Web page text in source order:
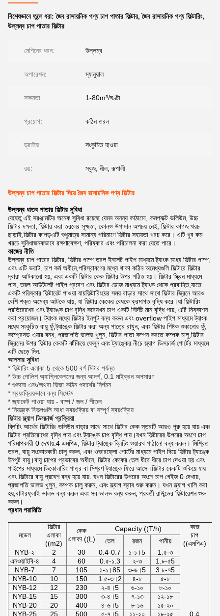
বিশেষভাবে তুলে ধরা:জৈব রাসায়নিক পণ্য চাপ পাতার ফিল্টার,জৈব রাসায়নিক পণ্য ফিল্টারিং,
উল্লম্ব চাপ পাতার ফিল্টার
মেশিনের ধরন: উল্লম্ব
অপারেশন: ম্যানুয়াল
সক্ষমতা: 1-80m³/ঘণ্টা
প্রয়োগ: কঠিন তরল
ড্রাইভ: সংকুচিত হাওয়া
রঙ: সবুজ, নীল, রূপালী
উল্লম্ব চাপ পাতার ফিল্টার দিয়ে জৈব রাসায়নিক পণ্য ফিল্টার
উল্লম্ব ধাতব পাতার ফিল্টার সুবিধা
যেহেতু এই সরঞ্জামটির অনেক সুবিধা রয়েছে যেমন অনন্য কাঠামো, কমপ্যাক্ট ভলিউম, উচ্চ
ফিল্টার দক্ষতা, ফিল্টার করা তরলের সূক্ষ্মতা, কোনও উপাদান অপচয় নেই, ফিল্টার কাগজ খরচ
ছাড়াই,ফিল্টার কাপড়এটি শুধুমাত্র সামান্য পরিমাণে ফিল্টার সহায়তা খরচ করে। এটি খুব কম
খরচে সুবিধাজনকভাবে রক্ষণাবেক্ষণ, পরিষ্কার এবং পরিচালনা করা যেতে পারে।
কাজের নীতি
উল্লম্ব চাপ পাতার ফিল্টার, ফিল্টার পাম্প তরল ইনলেট পাইপ মাধ্যমে ট্যাংক মধ্যে ফিল্টার পাম্প,
এবং এটি ভরাট. চাপ কর্ম অধীনে,পরিস্রাবণের মধ্যে থাকা কঠিন অমেধ্যগুলি ফিল্টারে ফিল্টার
দ্বারা আটকানো হয়, এবং একটি ফিল্টার কেক ফিল্টার উপর গঠিত হয়। ফিল্টার স্ক্রিন মাধ্যমে
পাস, তরল আউটলেট পাইপ প্রবেশ এবং ফিল্টার ডোজ মাধ্যমে ট্যাংক থেকে প্রবাহিত,যাতে
একটি পরিষ্কার ফিল্টারেট পাওয়া যায়ফিল্টারিংয়ের সময় বাড়ার সাথে সাথে ফিল্টার স্ক্রিনে আরও
বেশি শক্ত অমেধ্য আটকে যায়, যা ফিল্টার কেকের বেধকে ক্রমাগত বৃদ্ধি করে।যা ফিল্টারিং
প্রতিরোধের এবং ট্যাঙ্কে চাপ বৃদ্ধি করেযখন চাপ একটি নির্দিষ্ট মান বৃদ্ধি পায়, এটি নিষ্কাশন
করা প্রয়োজন। ট্যাংক মধ্যে ফিল্টার ইনপুট বন্ধ করুন এবং overflow পাইপ মাধ্যমে ট্যাংক
মধ্যে সংকুচিত বায়ু ফুঁ,ট্যাঙ্কে ফিল্টার করা অন্য পাত্রে রাখুন, এবং ফিল্টার পিষ্টক শুকানোর ফুঁ,
কম্প্রেসড এয়ার বন্ধ, প্রজাপতি ভালভ খুলুন, ফিল্টার পাতা কম্পন করতে কম্পক চালু,ফিল্টার
স্ক্রিনের উপর ফিল্টার কেকটি ঝাঁকিয়ে ফেলুন এবং ট্যাঙ্কের নীচে স্ল্যাগ ডিসচার্জ পোর্টের মাধ্যমে
এটি ছেড়ে দিন.
আপনার সুবিধা
* ফিল্টারিং এলাকা 5 থেকে 500 বর্গ মিটার পর্যন্ত
* উচ্চ পোলিশ অ্যাপ্লিকেশনের জন্য আদর্শ, 0.1 মাইক্রন অপসারণ
* শুকনো এবং/অথবা ভিজা কঠিন পদার্থের নির্গমন
* স্বয়ংক্রিয়ভাবে বন্ধ সিস্টেম
* জ্যাকেট পাওয়া যায় - বাষ্প / জল / শীতল
* নিয়ন্ত্রক বিকল্পগুলি আধা স্বয়ংক্রিয় বা সম্পূর্ণ স্বয়ংক্রিয়
ফিল্টার স্ল্যাগ ডিসচার্জ প্রক্রিয়া
ব্লিচিং আর্থের ফিল্টারিং ভলিউম বাড়ার সাথে সাথে ফিল্টার কেক স্তরটি আরও পুরু হয়ে যায় এবং
ফিল্টার প্রতিরোধের বৃদ্ধি পায় এবং ট্যাঙ্কে চাপ বৃদ্ধি পায়।যখন ফিল্টারের উপরের অংশে চাপ
পরিমাপকারী 0 দেখায়.4 এমপিএ, ফিল্টার ট্যাঙ্কে ব্লিচিং ওয়ারথ পাঠানো বন্ধ করুন। মিশ্রিত
তরল, বায়ু সংকোচকারী চালু করুন, এবং ওভারফ্লো পোর্টের মাধ্যমে পাইপ দিয়ে ফিল্টার ট্যাঙ্কে
ইনপুট বায়ু।বায়ু চাপের প্রভাবের অধীনে, ফিল্টার কেকের তেল ধীরে ধীরে চাপ দেওয়া হয় এবং
পাইপের মাধ্যমে ডিকোলারিং পাত্র বা মিশ্রণ ট্যাঙ্কে ফিরে আসে।ফিল্টার কেকটি শুকিয়ে যায়
এবং ফিল্টারে বায়ু প্রবেশ বন্ধ হয়ে যায়. যখন ফিল্টারের উপরের অংশে চাপ গেইজ 0 দেখায়,
প্রজাপতি ভালভ খুলুন, কম্পক চালু করুন, এবং স্ল্যাগ স্রাব শুরু করুন। যখন স্ল্যাগ খালি করা
হয়,বাটারফ্লাই ভালভ বন্ধ করুন এবং সব ভালভ বন্ধ করুন, পরবর্তী রাউন্ডের ফিল্টারেশন শুরু
করুন।
প্রধান পরামিতি
মডেল
ফিল্টার
এলাকা
((m2)
কেক
এলাকা ((L)
Capacity ((T/h)
কাজ
চাপ
((এমপিএ)
তেল
রজন
পানীয়
NYB-২
2 30 0.4-0.7 ১-১।5 1.৫-৩
0.4
এনওয়াইবি-৪ 4 60 0.৫-১.3 ২-৩
1.৮-৫5
NYB-7
7 105 ১-১।85 ৩-৬।5
3.৮-৭5
NYB-10
10 150 1.৫-৩।2 ৪-৮
৫-৮
NYB-12
12 230 ২-৪।5 ৬-১০
৮-১০
NYB-15
15 300 ৩-৪।5 ৭-১৩
১২-১৮
NYB-20
20 400 ৪-৬।5 ৮-১৬
১৫-২০
NYB-25
25 500 ৫-৭।5 ১১-২০ ১৮-২৫